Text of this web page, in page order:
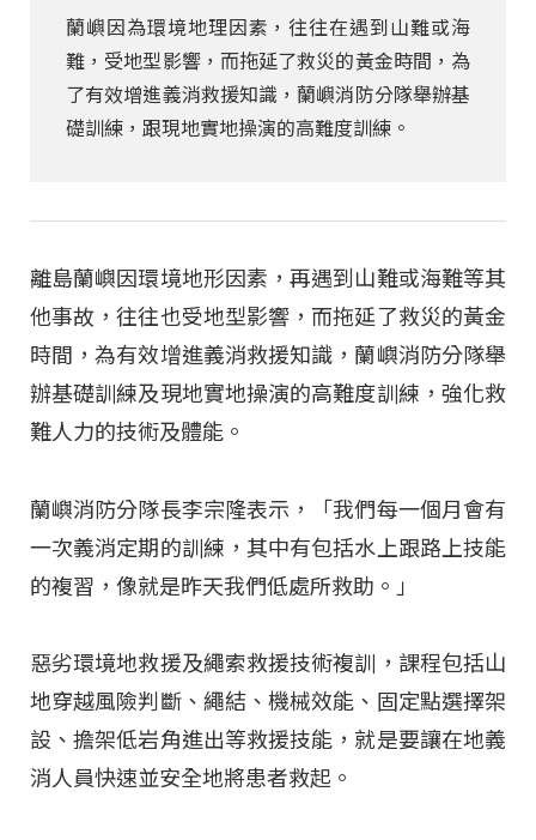
蘭嶼因為環境地理因素，往往在遇到山難或海
難，受地型影響，而拖延了救災的黃金時間，為
了有效增進義消救援知識，蘭嶼消防分隊舉辦基
礎訓練，跟現地實地操演的高難度訓練。
離島蘭嶼因環境地形因素，再遇到山難或海難等其
他事故，往往也受地型影響，而拖延了救災的黃金
時間，為有效增進義消救援知識，蘭嶼消防分隊舉
辦基礎訓練及現地實地操演的高難度訓練，強化救
難人力的技術及體能。
蘭嶼消防分隊長李宗隆表示，「我們每一個月會有
一次義消定期的訓練，其中有包括水上跟路上技能
的複習，像就是昨天我們低處所救助。」
惡劣環境地救援及繩索救援技術複訓，課程包括山
地穿越風險判斷、繩結、機械效能、固定點選擇架
設、擔架低岩角進出等救援技能，就是要讓在地義
消人員快速並安全地將患者救起。